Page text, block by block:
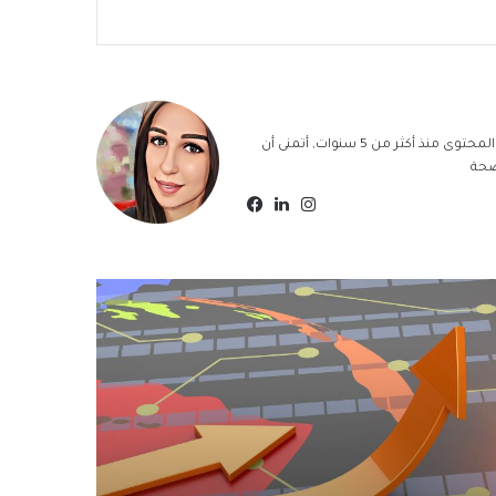
سيلفا الزياك, كاتبة محتوى مدقق لغوياً وموافق لشروط السيو, أعمل بكتابة المحتوى منذ أكثر من 5 سنوات, أتمنى أن
فيسبوكلينكدإنانستقرام